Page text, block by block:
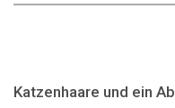
Katzenhaare und ein